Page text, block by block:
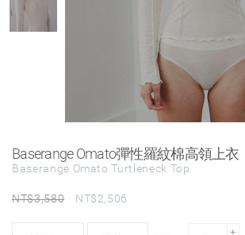
Baserange Omato彈性羅紋棉高領上衣
Baserange Omato Turtleneck Top
NT$3,580 NT$2,506